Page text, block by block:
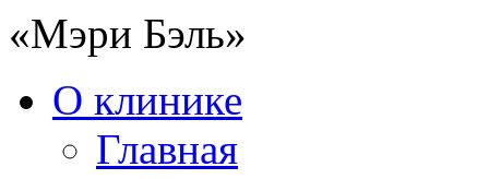
«Мэри Бэль»
О клинике
Главная